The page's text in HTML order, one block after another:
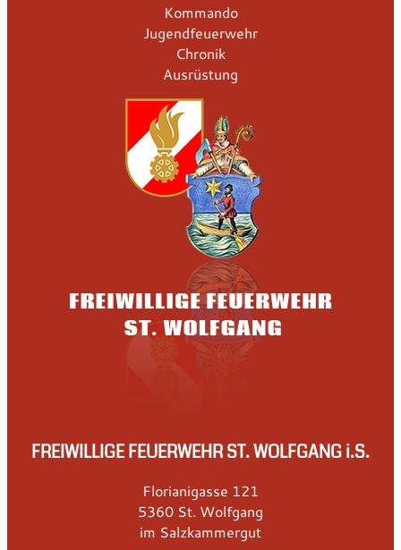
Kommando
Jugendfeuerwehr
Chronik
Ausrüstung
FREIWILLIGE FEUERWEHR ST. WOLFGANG i.S.
Florianigasse 121
5360 St. Wolfgang
im Salzkammergut